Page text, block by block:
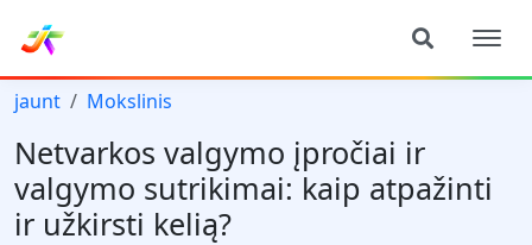
jaunt Mokslinis
Netvarkos valgymo įpročiai ir
valgymo sutrikimai: kaip atpažinti
ir užkirsti kelią?